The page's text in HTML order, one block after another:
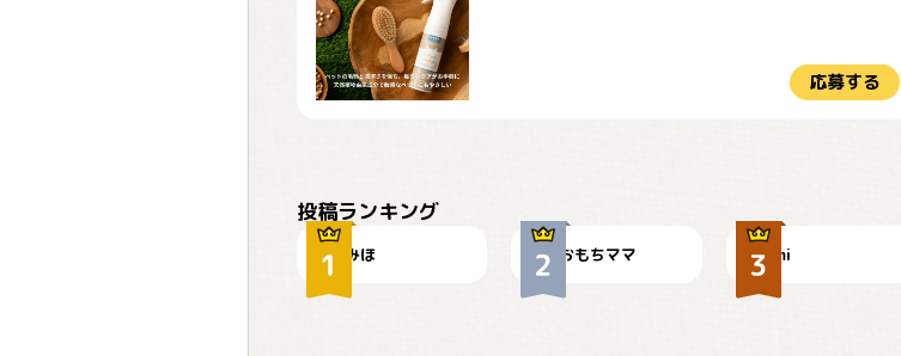
応募する
投稿ランキング
みほ おもちママ mi